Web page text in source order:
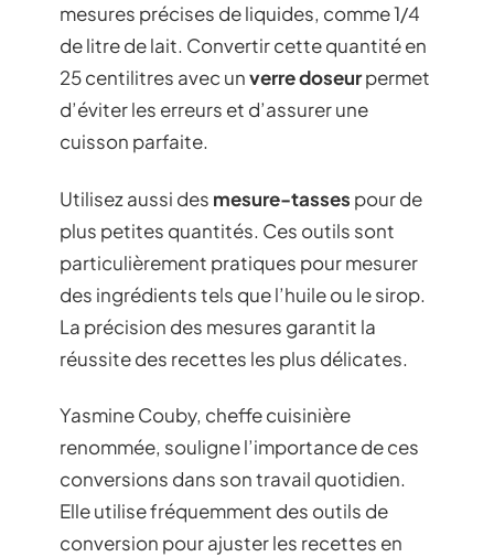
mesures précises de liquides, comme 1/4
de litre de lait. Convertir cette quantité en
25 centilitres avec unverre doseurpermet
d’éviter les erreurs et d’assurer une
cuisson parfaite.
Utilisez aussi des mesure-tasses pour de
plus petites quantités. Ces outils sont
particulièrement pratiques pour mesurer
des ingrédients tels que l’huile ou le sirop.
La précision des mesures garantit la
réussite des recettes les plus délicates.
Yasmine Couby, cheffe cuisinière
renommée, souligne l’importance de ces
conversions dans son travail quotidien.
Elle utilise fréquemment des outils de
conversion pour ajuster les recettes en